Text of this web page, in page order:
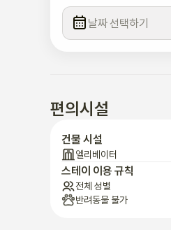
✅ 집 앞 버스 정류장에서
📢 간선, 지선, 급행, 광역,
✅ 택시를 잡는 것은 매우
날짜 선택하기
편의시설
건물 시설
엘리베이터
스테이 이용 규칙
전체 성별
반려동물 불가